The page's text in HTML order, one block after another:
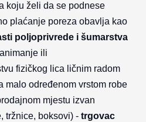
koju želi da se podnese
plaćanje poreza obavlja kao
poljoprivrede i šumarstva
ili
fizičkog lica ličnim radom
malo određenom vrstom robe
mjestu izvan
tržnice, boksovi) - trgovac